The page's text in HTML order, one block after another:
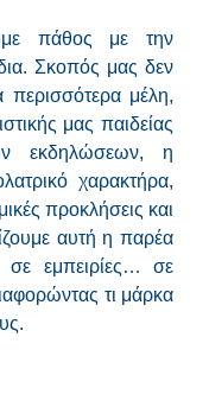
πάθος με την
Σκοπός μας δεν
περισσότερα μέλη,
μας παιδείας
εκδηλώσεων, η
χαρακτήρα,
προκλήσεις και
αυτή η παρέα
εμπειρίες… σε
τι μάρκα